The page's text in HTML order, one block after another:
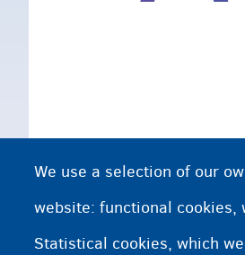
We use a selection of our
website: functional
Statistical cookies, which